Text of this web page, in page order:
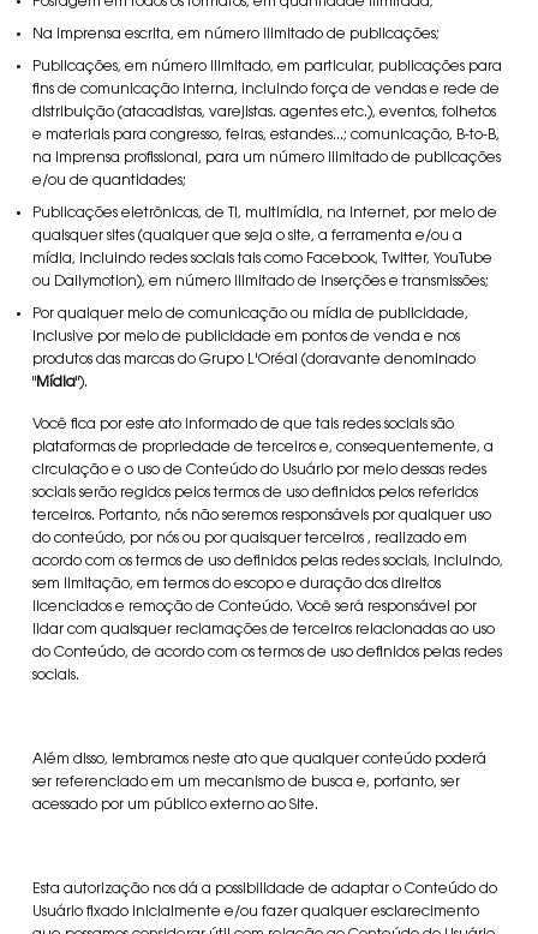
Na imprensa escrita, em número ilimitado de publicações;
Publicações, em número ilimitado, em particular, publicações para
fins de comunicação interna, incluindo força de vendas e rede de
distribuição (atacadistas, varejistas. agentes etc.), eventos, folhetos
e materiais para congresso, feiras, estandes...; comunicação, B-to-B,
na imprensa profissional, para um número ilimitado de publicações
e/ou de quantidades;
Publicações eletrônicas, de TI, multimídia, na internet, por meio de
quaisquer sites (qualquer que seja o site, a ferramenta e/ou a
mídia, incluindo redes sociais tais como Facebook, Twitter, YouTube
ou Dailymotion), em número ilimitado de inserções e transmissões;
Por qualquer meio de comunicação ou mídia de publicidade,
inclusive por meio de publicidade em pontos de venda e nos
produtos das marcas do Grupo L'Oréal (doravante denominado
"Mídia").
Você fica por este ato informado de que tais redes sociais são
plataformas de propriedade de terceiros e, consequentemente, a
circulação e o uso de Conteúdo do Usuário por meio dessas redes
sociais serão regidos pelos termos de uso definidos pelos referidos
terceiros. Portanto, nós não seremos responsáveis por qualquer uso
do conteúdo, por nós ou por quaisquer terceiros , realizado em
acordo com os termos de uso definidos pelas redes sociais, incluindo,
sem limitação, em termos do escopo e duração dos direitos
licenciados e remoção de Conteúdo. Você será responsável por
lidar com quaisquer reclamações de terceiros relacionadas ao uso
do Conteúdo, de acordo com os termos de uso definidos pelas redes
sociais.
Além disso, lembramos neste ato que qualquer conteúdo poderá
ser referenciado em um mecanismo de busca e, portanto, ser
acessado por um público externo ao Site.
Esta autorização nos dá a possibilidade de adaptar o Conteúdo do
Usuário fixado inicialmente e/ou fazer qualquer esclarecimento